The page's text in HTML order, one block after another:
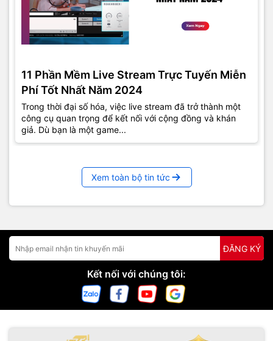
11 Phần Mềm Live Stream Trực Tuyến Miễn
Phí Tốt Nhất Năm 2024
Trong thời đại số hóa, việc live stream đã trở thành một
công cụ quan trọng để kết nối với cộng đồng và khán
giả. Dù bạn là một game...
Xem toàn bộ tin tức
ĐĂNG KÝ
Kết nối với chúng tôi: